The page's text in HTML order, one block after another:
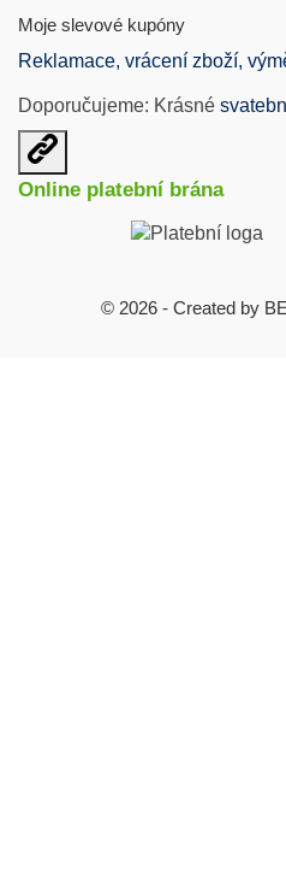
Moje slevové kupóny
Reklamace, vrácení zboží,
Doporučujeme: Krásné
Otevřit
užitečné
odkazy
Online platební brána
© 2026 - Created by